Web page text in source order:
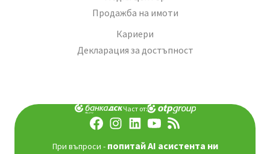
Продажба на имоти
Кариери
Декларация за достъпност
Част от:
При въпроси - попитай AI асистента ни